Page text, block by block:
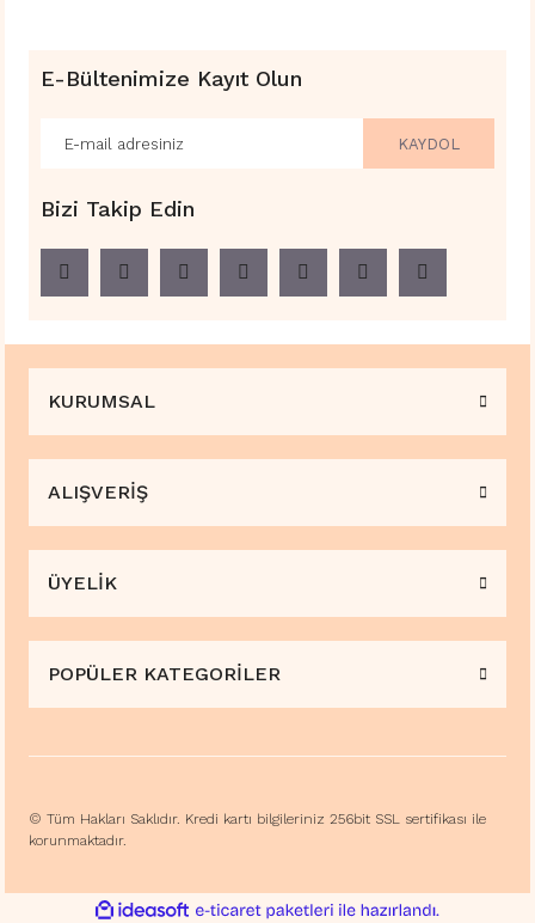
E-Bültenimize Kayıt Olun
KAYDOL
Bizi Takip Edin
KURUMSAL
ALIŞVERİŞ
ÜYELİK
POPÜLER KATEGORİLER
© Tüm Hakları Saklıdır. Kredi kartı bilgileriniz 256bit SSL sertifikası ile
korunmaktadır.
ideasoft e-